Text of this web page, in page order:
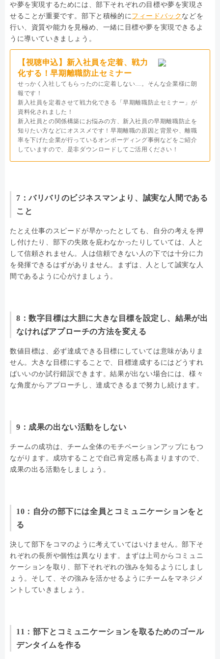
や夢を実現するためには、部下それぞれの目標や夢を実現さ
せることが重要です。部下と積極的にフィードバック などを
行い、資質や能力を見極め、一緒に目標や夢を実現できるよ
うに導いていきましょう。
【視聴申込】新入社員を定着、戦力
化する！早期離職防止セミナー
せっかく入社してもらったのに定着しない…。そんな企業様に朗
報です！
新入社員を定着させて戦力化できる「早期離職防止セミナー」が
資料化されました！
新入社員との関係構築にお悩みの方、新入社員の早期離職防止を
知りたい方などにオススメです！早期離職の原因と背景や、離職
率を下げた企業が行っているオンボーディング事例などをご紹介
していますので、是非ダウンロードしてご活用ください！
7：バリバリのビジネスマンより、誠実な人間である
こと
たとえ仕事のスピードが早かったとしても、自分の考えを押
し付けたり、部下の失敗を庇わなかったりしていては、人と
して信頼されません。人は信頼できない人の下では十分に力
を発揮できるはずがありません。まずは、人として誠実な人
間であるように心がけましょう。
8：数字目標は大胆に大きな目標を設定し、結果が出
なければアプローチの方法を変える
数値目標は、必ず達成できる目標にしていては意味がありま
せん。大きな目標にすることで、目標達成するにはどうすれ
ばいいのか試行錯誤できます。結果が出ない場合には、様々
な角度からアプローチし、達成できるまで努力し続けます。
9：成果の出ない活動をしない
チームの成功は、チーム全体のモチベーションアップにもつ
ながります。成功することで自己肯定感も高まりますので、
成果の出る活動をしましょう。
10：自分の部下には全員とコミュニケーションをと
る
決して部下をコマのように考えていてはいけません。部下そ
れぞれの長所や個性は異なります。まずは上司からコミュニ
ケーションを取り、部下それぞれの強みを知るようにしまし
ょう。そして、その強みを活かせるようにチームをマネジメ
ントしていきましょう。
11：部下とコミュニケーションを取るためのゴール
デンタイムを作る